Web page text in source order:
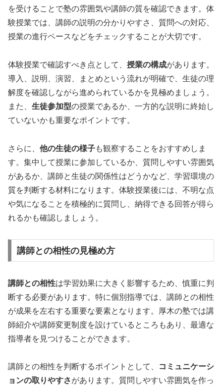
を受けることで塾の雰囲気や講師の質を確認できます。体
験授業では、講師の説明の分かりやすさ、質問への対応、
授業の進行ペースなどをチェックすることが大切です。
体験授業で確認すべき点として、 授業の構成があります。
導入、説明、演習、まとめという流れが明確で、生徒の理
解度を確認しながら進められているかを見極めましょう。
また、 生徒参加型の授業であるか、一方的な説明に終始し
ていないかも重要なポイントです。
さらに、 他の生徒の様子も観察することをおすすめしま
す。集中して授業に参加しているか、質問しやすい雰囲気
があるか、講師と生徒の関係性はどうかなど、学習環境の
質を判断する材料になります。体験授業後には、不明な点
や気になることを積極的に質問し、納得できる回答が得ら
れるかも確認しましょう。
講師との相性の見極め方
講師との相性は学習効果に大きく影響するため、慎重に判
断する必要があります。特に個別指導では、講師との相性
が成果を左右する重要な要素となります。厚木の塾では講
師紹介や講師変更制度を設けているところもあり、最適な
指導者を見つけることができます。
講師との相性を判断するポイントとして、
コミュニケーシ
ョンの取りやすさがあります。質問しやすい雰囲気を作っ